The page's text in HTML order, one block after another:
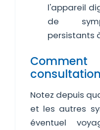
l'appareil
de
persistants
Notez depuis
et les autres
éventuel